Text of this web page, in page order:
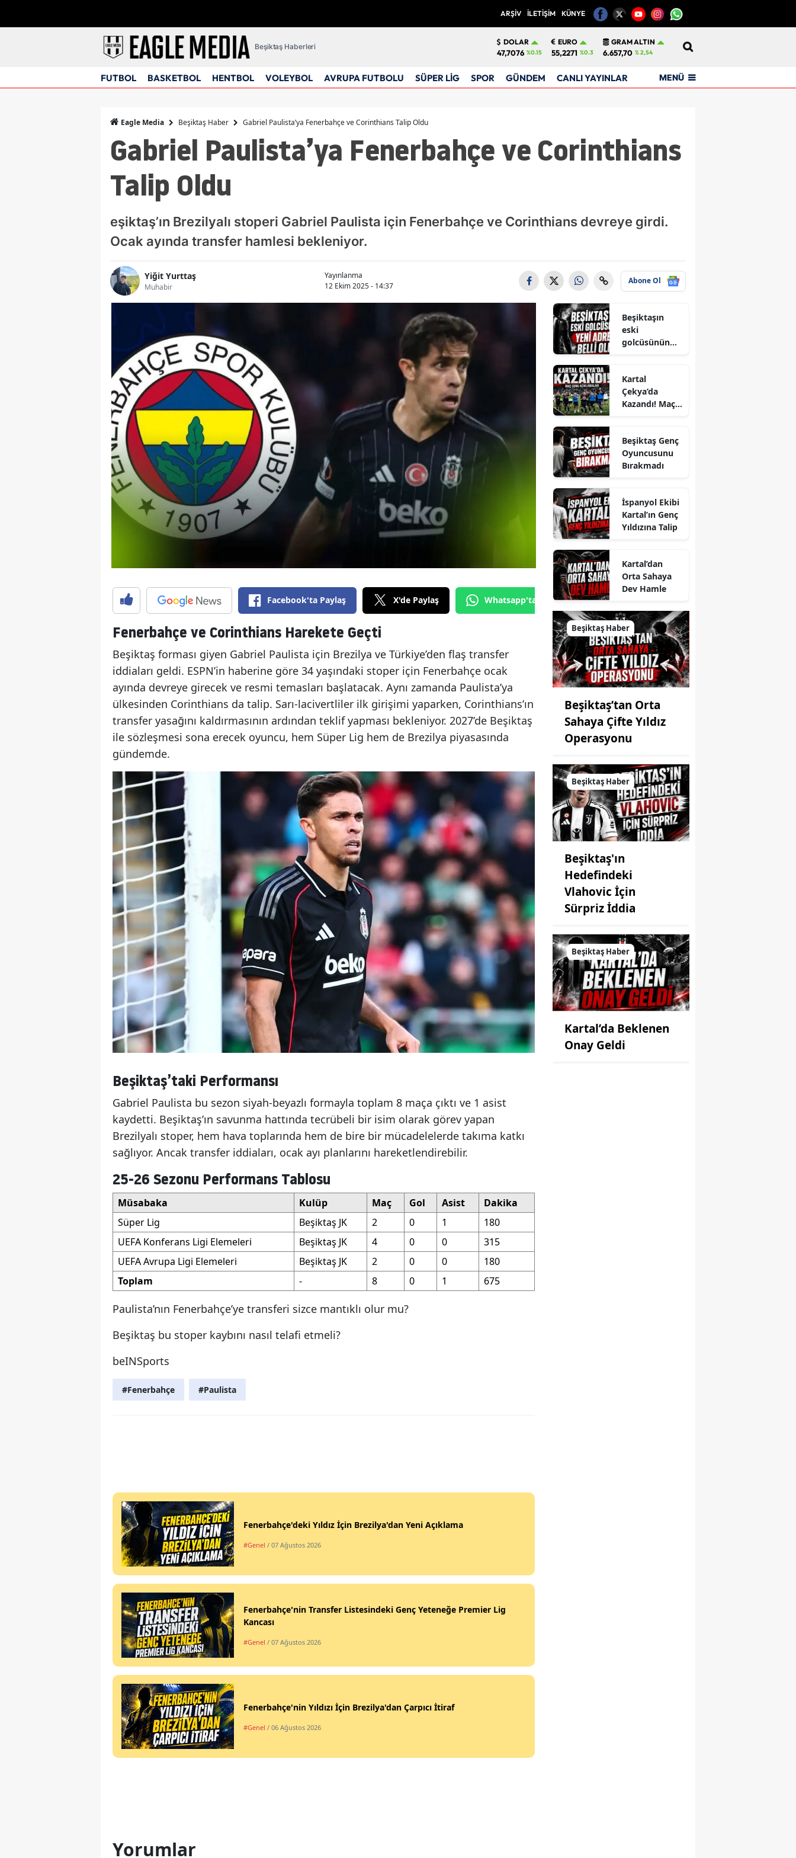
ARŞİV İLETİŞİM KÜNYE
Beşiktaş Haberleri
DOLAR
47,7076 %0.15
EURO
55,2271 %0.3
GRAM ALTIN
6.657,70 % 2,54
FUTBOL BASKETBOL HENTBOL VOLEYBOL AVRUPA FUTBOLU SÜPER LİG SPOR GÜNDEM CANLI YAYINLAR MENÜ
Eagle Media Beşiktaş Haber Gabriel Paulista’ya Fenerbahçe ve Corinthians Talip Oldu
Gabriel Paulista’ya Fenerbahçe ve Corinthians
Talip Oldu
eşiktaş’ın Brezilyalı stoperi Gabriel Paulista için Fenerbahçe ve Corinthians devreye girdi.
Ocak ayında transfer hamlesi bekleniyor.
Yiğit Yurttaş
Muhabir
Yayınlanma
12 Ekim 2025 - 14:37
Abone Ol
Facebook'ta Paylaş X'de Paylaş Whatsapp'tan Gönder
Fenerbahçe ve Corinthians Harekete Geçti
Beşiktaş forması giyen Gabriel Paulista için Brezilya ve Türkiye’den flaş transfer
iddiaları geldi. ESPN’in haberine göre 34 yaşındaki stoper için Fenerbahçe ocak
ayında devreye girecek ve resmi temasları başlatacak. Aynı zamanda Paulista’ya
ülkesinden Corinthians da talip. Sarı-lacivertliler ilk girişimi yaparken, Corinthians’ın
transfer yasağını kaldırmasının ardından teklif yapması bekleniyor. 2027’de Beşiktaş
ile sözleşmesi sona erecek oyuncu, hem Süper Lig hem de Brezilya piyasasında
gündemde.
Beşiktaş’taki Performansı
Gabriel Paulista bu sezon siyah-beyazlı formayla toplam 8 maça çıktı ve 1 asist
kaydetti. Beşiktaş’ın savunma hattında tecrübeli bir isim olarak görev yapan
Brezilyalı stoper, hem hava toplarında hem de bire bir mücadelelerde takıma katkı
sağlıyor. Ancak transfer iddiaları, ocak ayı planlarını hareketlendirebilir.
25-26 Sezonu Performans Tablosu
Müsabaka Kulüp Maç Gol Asist
Dakika
Süper Lig
Beşiktaş JK 2 0 1
180
UEFA Konferans Ligi Elemeleri
Beşiktaş JK 4 0 0
315
UEFA Avrupa Ligi Elemeleri
Beşiktaş JK 2 0 0
180
Toplam
- 8 0 1 675
Paulista’nın Fenerbahçe’ye transferi sizce mantıklı olur mu?
Beşiktaş bu stoper kaybını nasıl telafi etmeli?
beINSports
#Fenerbahçe #Paulista
Fenerbahçe'deki Yıldız İçin Brezilya'dan Yeni Açıklama
#Genel / 07 Ağustos 2026
Fenerbahçe'nin Transfer Listesindeki Genç Yeteneğe Premier Lig
Kancası
#Genel / 07 Ağustos 2026
Fenerbahçe'nin Yıldızı İçin Brezilya'dan Çarpıcı İtiraf
#Genel / 06 Ağustos 2026
Yorumlar
Beşiktaşın
eski
golcüsünün
Kartal
Çekya’da
Kazandı! Maç
Beşiktaş Genç
Oyuncusunu
Bırakmadı
İspanyol Ekibi
Kartal’ın Genç
Yıldızına Talip
Kartal’dan
Orta Sahaya
Dev Hamle
Beşiktaş Haber
Beşiktaş’tan Orta
Sahaya Çifte Yıldız
Operasyonu
Beşiktaş Haber
Beşiktaş'ın
Hedefindeki
Vlahovic İçin
Sürpriz İddia
Beşiktaş Haber
Kartal’da Beklenen
Onay Geldi